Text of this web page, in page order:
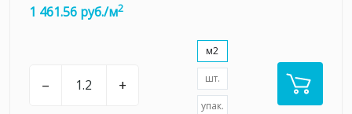
1 461.56 руб./м2
– +
м2
шт.
упак.